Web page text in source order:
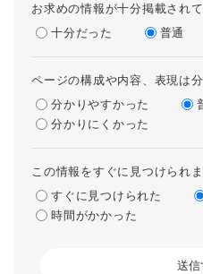
お求めの情報が十分掲載され
十分だった
普通
ページの構成や内容、表現は
分かりやすかった
分かりにくかった
この情報をすぐに見つけられ
すぐに見つけられた
時間がかかった